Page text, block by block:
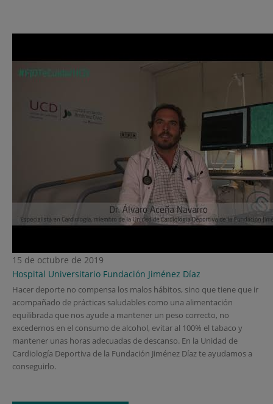
15 de octubre de 2019
Hospital Universitario Fundación Jiménez Díaz
Hacer deporte no compensa los malos hábitos, sino que tiene que ir
acompañado de prácticas saludables como una alimentación
equilibrada que nos ayude a mantener un peso correcto, no
excedernos en el consumo de alcohol, evitar al 100% el tabaco y
mantener unas horas adecuadas de descanso. En la Unidad de
Cardiología Deportiva de la Fundación Jiménez Díaz te ayudamos a
conseguirlo.